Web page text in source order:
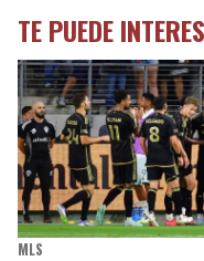
TE PUEDE
MLS